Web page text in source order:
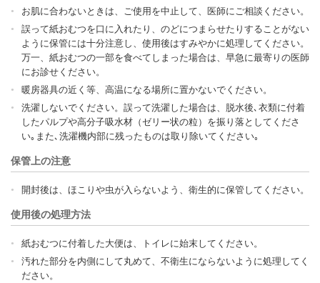
お肌に合わないときは、ご使用を中止して、医師にご相談ください。
誤って紙おむつを口に入れたり、のどにつまらせたりすることがない
ように保管には十分注意し、使用後はすみやかに処理してください。
万一、紙おむつの一部を食べてしまった場合は、早急に最寄りの医師
にお診せください。
暖房器具の近く等、高温になる場所に置かないでください。
洗濯しないでください。誤って洗濯した場合は、脱水後､衣類に付着
したパルプや高分子吸水材（ゼリー状の粒）を振り落としてくださ
い｡また､洗濯機内部に残ったものは取り除いてください｡
保管上の注意
開封後は、ほこりや虫が入らないよう、衛生的に保管してください。
使用後の処理方法
紙おむつに付着した大便は、トイレに始末してください。
汚れた部分を内側にして丸めて、不衛生にならないように処理してく
ださい。